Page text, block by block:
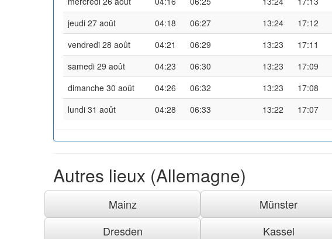
jeudi 27 août
04:18 06:27 13:24 17:12
vendredi 28 août
04:21 06:29 13:23 17:11
samedi 29 août
04:23 06:30 13:23 17:09
dimanche 30 août
04:26 06:32 13:23 17:08
lundi 31 août
04:28 06:33 13:22 17:07
Autres lieux (Allemagne)
Mainz Münster
Dresden
Kassel